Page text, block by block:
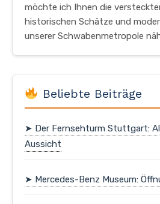
möchte ich Ihnen die
historischen Schätze und
unserer Schwabenmetropole
Beliebte Beiträge
➤ Der Fernsehturm Stuttgart:
Aussicht
➤ Mercedes-Benz Museum: